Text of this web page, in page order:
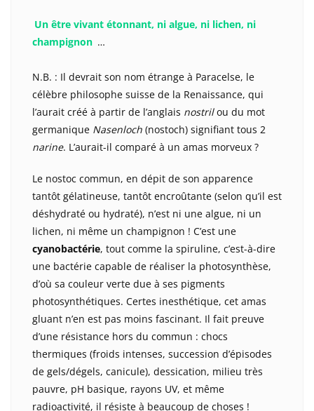
Un être vivant étonnant, ni algue, ni lichen, ni
champignon …
N.B. : Il devrait son nom étrange à Paracelse, le
célèbre philosophe suisse de la Renaissance, qui
l’aurait créé à partir de l’anglais nostrilou du mot
germanique Nasenloch (nostoch) signifiant tous 2
narine. L’aurait-il comparé à un amas morveux ?
Le nostoc commun, en dépit de son apparence
tantôt gélatineuse, tantôt encroûtante (selon qu’il est
déshydraté ou hydraté), n’est ni une algue, ni un
lichen, ni même un champignon ! C’est une
cyanobactérie, tout comme la spiruline, c’est-à-dire
une bactérie capable de réaliser la photosynthèse,
d’où sa couleur verte due à ses pigments
photosynthétiques. Certes inesthétique, cet amas
gluant n’en est pas moins fascinant. Il fait preuve
d’une résistance hors du commun : chocs
thermiques (froids intenses, succession d’épisodes
de gels/dégels, canicule), dessication, milieu très
pauvre, pH basique, rayons UV, et même
radioactivité, il résiste à beaucoup de choses !